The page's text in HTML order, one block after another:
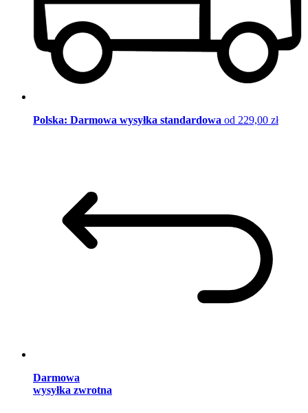
Polska: Darmowa wysyłka standardowa od 229,00 zł
Darmowa
wysyłka zwrotna